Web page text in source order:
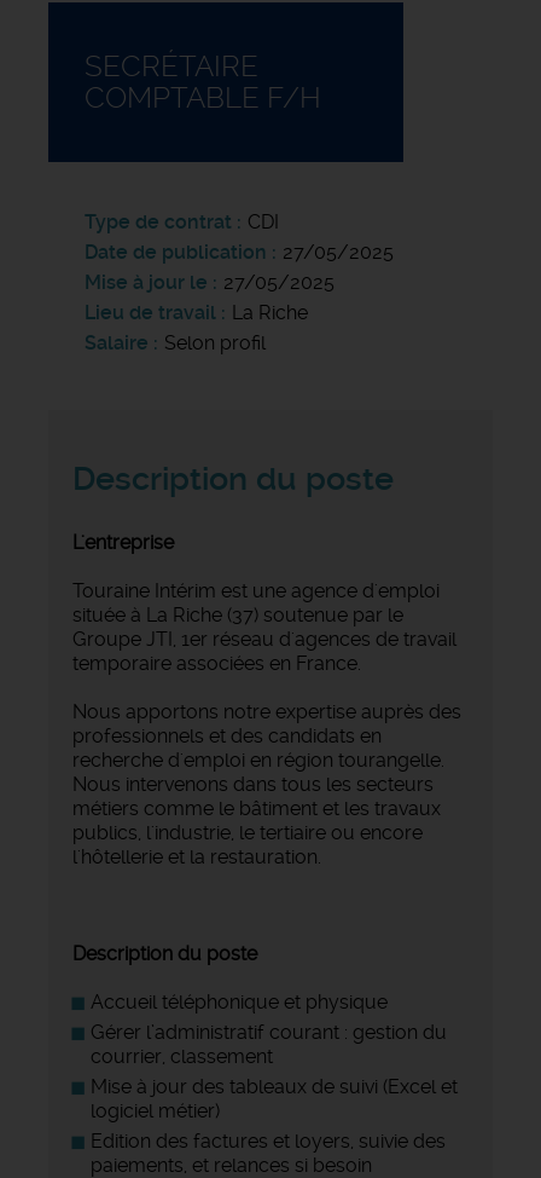
SECRÉTAIRE
COMPTABLE F/H
Type de contrat
CDI
Date de publication
27/05/2025
Mise à jour le
27/05/2025
Lieu de travail
La Riche
Salaire
Selon profil
Description du poste
L'entreprise
Touraine Intérim est une agence d'emploi
située à La Riche (37) soutenue par le
Groupe JTI, 1er réseau d'agences de travail
temporaire associées en France.
Nous apportons notre expertise auprès des
professionnels et des candidats en
recherche d'emploi en région tourangelle.
Nous intervenons dans tous les secteurs
métiers comme le bâtiment et les travaux
publics, l'industrie, le tertiaire ou encore
l'hôtellerie et la restauration.
Description du poste
Accueil téléphonique et physique
Gérer l’administratif courant : gestion du
courrier, classement
Mise à jour des tableaux de suivi (Excel et
logiciel métier)
Edition des factures et loyers, suivie des
paiements, et relances si besoin